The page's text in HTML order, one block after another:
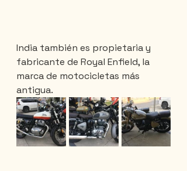
India también es propietaria y
fabricante de Royal Enfield, la
marca de motocicletas más
antigua.